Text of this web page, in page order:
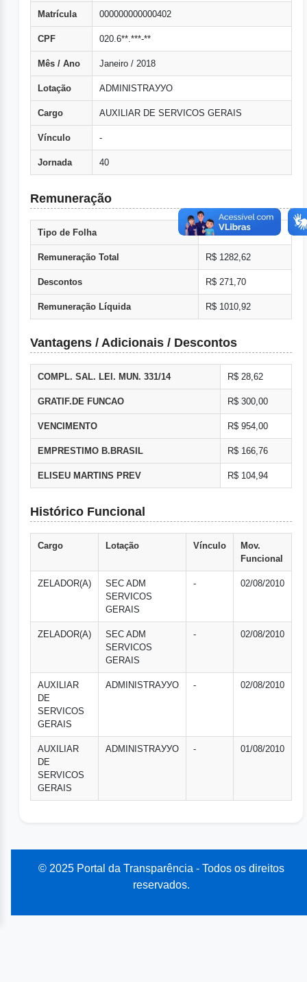
Matrícula 000000000000402
CPF 020.6**.***-**
Mês / Ano Janeiro / 2018
Lotação ADMINISTRAУУO
Cargo AUXILIAR DE SERVICOS GERAIS
Vínculo -
Jornada 40
Remuneração
Tipo de Folha Normal
Remuneração Total R$ 1282,62
Descontos R$ 271,70
Remuneração Líquida R$ 1010,92
Vantagens / Adicionais / Descontos
COMPL. SAL. LEI. MUN. 331/14 R$ 28,62
GRATIF.DE FUNCAO R$ 300,00
VENCIMENTO R$ 954,00
EMPRESTIMO B.BRASIL R$ 166,76
ELISEU MARTINS PREV R$ 104,94
Histórico Funcional
Cargo Lotação Vínculo
Mov.
Funcional
ZELADOR(A)
SEC ADM
SERVICOS
GERAIS
- 02/08/2010
ZELADOR(A)
SEC ADM
SERVICOS
GERAIS
- 02/08/2010
AUXILIAR
DE
SERVICOS
GERAIS
ADMINISTRAУУO - 02/08/2010
AUXILIAR
DE
SERVICOS
GERAIS
ADMINISTRAУУO - 01/08/2010
© 2025 Portal da Transparência - Todos os direitos
reservados.